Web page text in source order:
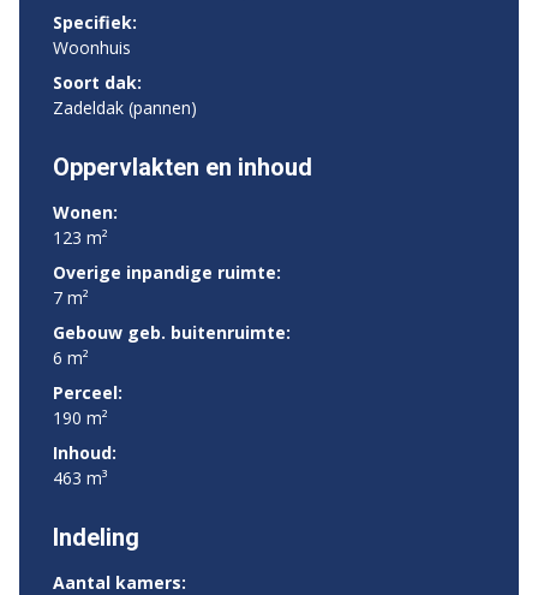
Specifiek:
Woonhuis
Soort dak:
Zadeldak (pannen)
Oppervlakten en inhoud
Wonen:
123 m²
Overige inpandige ruimte:
7 m²
Gebouw geb. buitenruimte:
6 m²
Perceel:
190 m²
Inhoud:
463 m³
Indeling
Aantal kamers: